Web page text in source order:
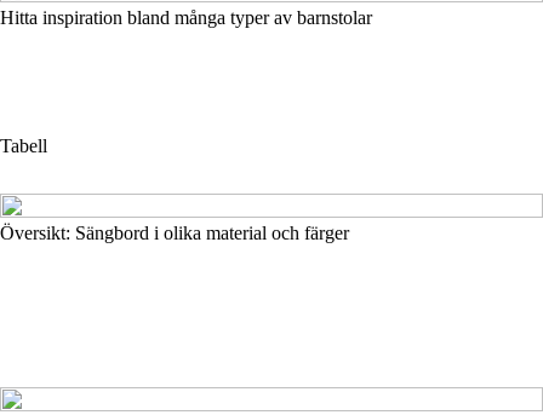
Hitta inspiration bland många typer av barnstolar
Tabell
Översikt: Sängbord i olika material och färger